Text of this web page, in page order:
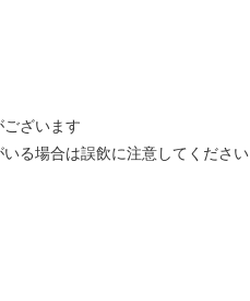
ざいます
る場合は誤飲に注意してください